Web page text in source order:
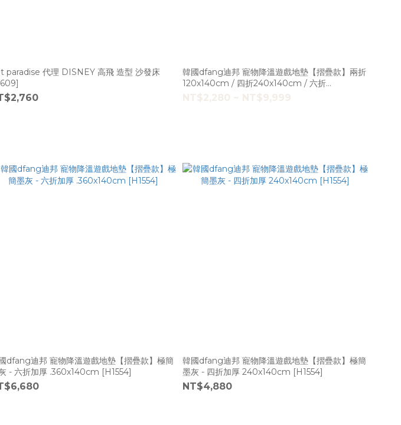
paradise 代理 DISNEY 高飛 造型 沙發床
韓國dfang迪邦 寵物降溫遊戲地墊【摺疊款】兩折
120x140cm / 四折240x140cm / 六折
360x140cm [H1554]
NT$2,280 ~ NT$9,999
dfang迪邦 寵物降溫遊戲地墊【摺疊款】極簡
- 六折加厚 .360x140cm [H1554]
韓國dfang迪邦 寵物降溫遊戲地墊【摺疊款】極簡
墨灰 - 四折加厚 240x140cm [H1554]
NT$4,880